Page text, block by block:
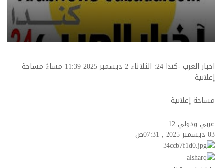
اخبار العرب -كندا 24: الثلاثاء 2 ديسمبر 2025 11:39 مساءً مساحة
إعلانية
مساحة إعلانية
عربي ودولي12
03 ديسمبر 2025 , 07:31ص